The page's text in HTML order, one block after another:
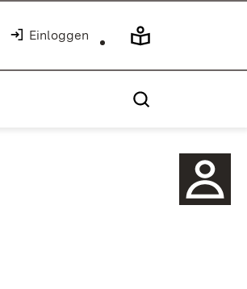
(Öffnet in neuem Fenster)
Einloggen